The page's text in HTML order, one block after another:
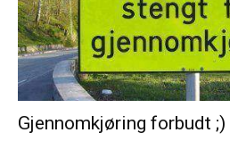
Gjennomkjøring forbudt ;)